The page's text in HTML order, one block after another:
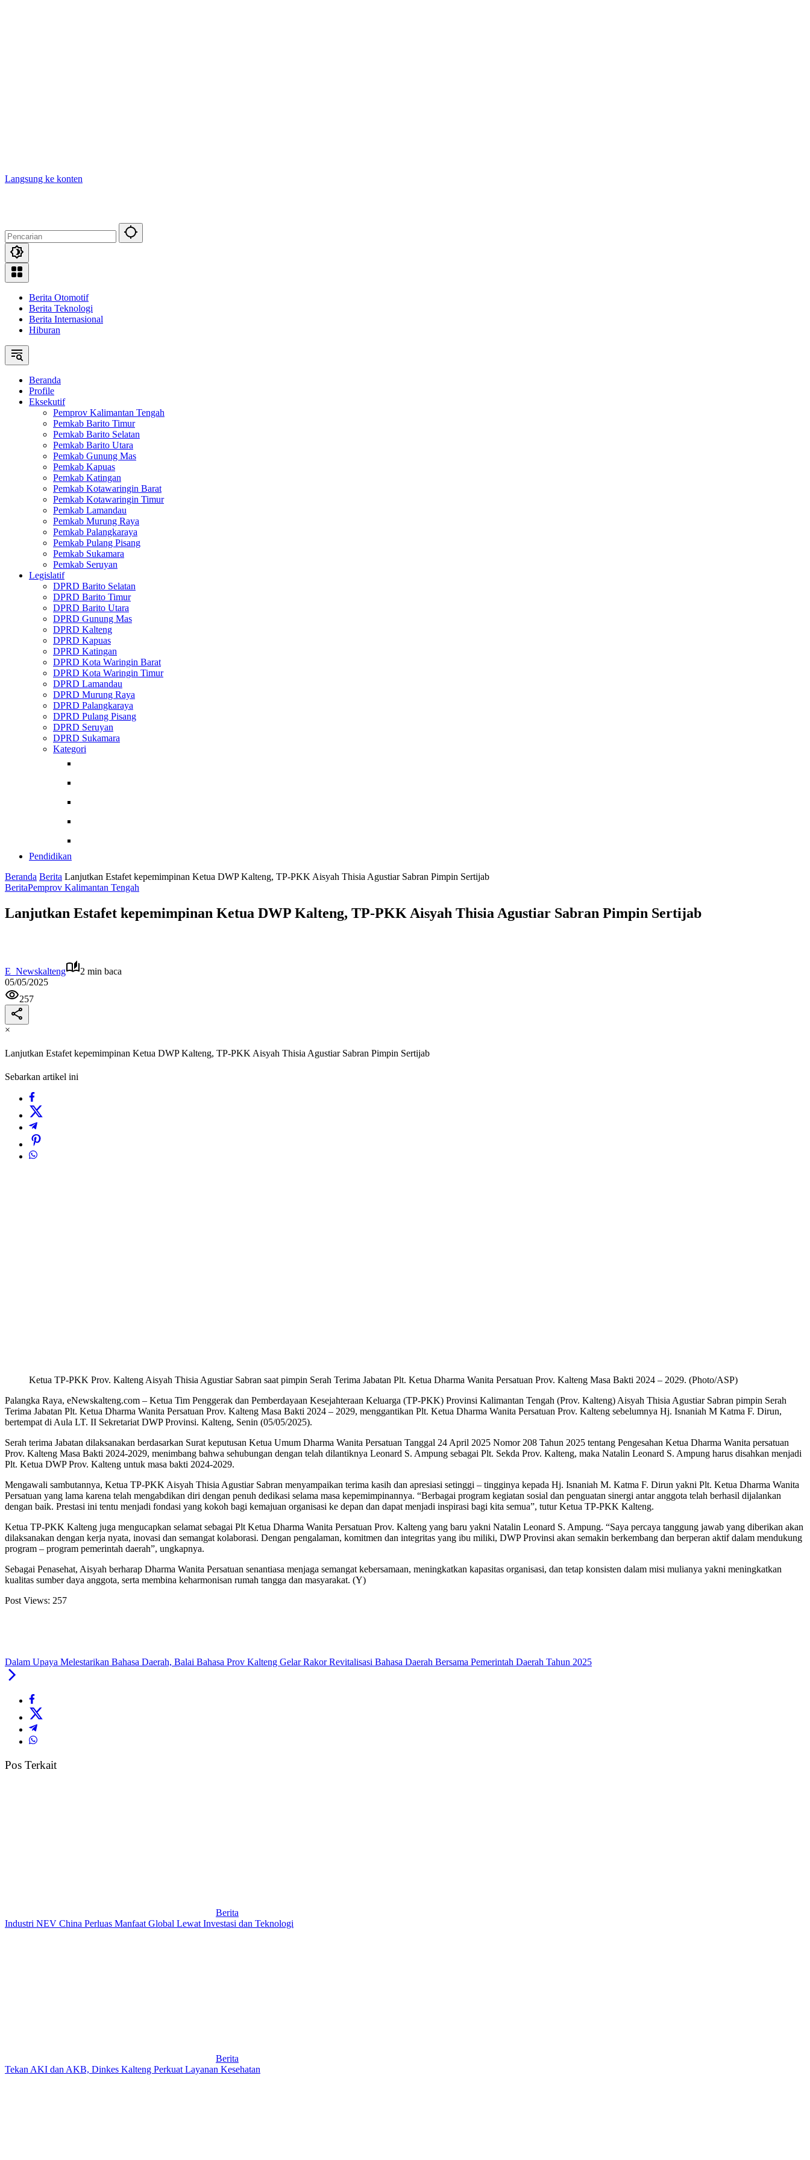
Langsung ke konten
Berita Otomotif
Berita Teknologi
Berita Internasional
Hiburan
Beranda
Profile
Eksekutif
Pemprov Kalimantan Tengah
Pemkab Barito Timur
Pemkab Barito Selatan
Pemkab Barito Utara
Pemkab Gunung Mas
Pemkab Kapuas
Pemkab Katingan
Pemkab Kotawaringin Barat
Pemkab Kotawaringin Timur
Pemkab Lamandau
Pemkab Murung Raya
Pemkab Palangkaraya
Pemkab Pulang Pisang
Pemkab Sukamara
Pemkab Seruyan
Legislatif
DPRD Barito Selatan
DPRD Barito Timur
DPRD Barito Utara
DPRD Gunung Mas
DPRD Kalteng
DPRD Kapuas
DPRD Katingan
DPRD Kota Waringin Barat
DPRD Kota Waringin Timur
DPRD Lamandau
DPRD Murung Raya
DPRD Palangkaraya
DPRD Pulang Pisang
DPRD Seruyan
DPRD Sukamara
Kategori
Pendidikan
Beranda Berita Lanjutkan Estafet kepemimpinan Ketua DWP Kalteng, TP-PKK Aisyah Thisia Agustiar Sabran Pimpin Sertijab
BeritaPemprov Kalimantan Tengah
Lanjutkan Estafet kepemimpinan Ketua DWP Kalteng, TP-PKK Aisyah Thisia Agustiar Sabran Pimpin Sertijab
E_Newskalteng
2 min baca
05/05/2025
257
×
Lanjutkan Estafet kepemimpinan Ketua DWP Kalteng, TP-PKK Aisyah Thisia Agustiar Sabran Pimpin Sertijab
Sebarkan artikel ini
Ketua TP-PKK Prov. Kalteng Aisyah Thisia Agustiar Sabran saat pimpin Serah Terima Jabatan Plt. Ketua Dharma Wanita Persatuan Prov. Kalteng Masa Bakti 2024 – 2029. (Photo/ASP)
Palangka Raya, eNewskalteng.com – Ketua Tim Penggerak dan Pemberdayaan Kesejahteraan Keluarga (TP-PKK) Provinsi Kalimantan Tengah (Prov. Kalteng) Aisyah Thisia Agustiar Sabran pimpin Serah
Terima Jabatan Plt. Ketua Dharma Wanita Persatuan Prov. Kalteng Masa Bakti 2024 – 2029, menggantikan Plt. Ketua Dharma Wanita Persatuan Prov. Kalteng sebelumnya Hj. Isnaniah M Katma F. Dirun,
bertempat di Aula LT. II Sekretariat DWP Provinsi. Kalteng, Senin (05/05/2025).
Serah terima Jabatan dilaksanakan berdasarkan Surat keputusan Ketua Umum Dharma Wanita Persatuan Tanggal 24 April 2025 Nomor 208 Tahun 2025 tentang Pengesahan Ketua Dharma Wanita persatuan
Prov. Kalteng Masa Bakti 2024-2029, menimbang bahwa sehubungan dengan telah dilantiknya Leonard S. Ampung sebagai Plt. Sekda Prov. Kalteng, maka Natalin Leonard S. Ampung harus disahkan menjadi
Plt. Ketua DWP Prov. Kalteng untuk masa bakti 2024-2029.
Mengawali sambutannya, Ketua TP-PKK Aisyah Thisia Agustiar Sabran menyampaikan terima kasih dan apresiasi setinggi – tingginya kepada Hj. Isnaniah M. Katma F. Dirun yakni Plt. Ketua Dharma Wanita
Persatuan yang lama karena telah mengabdikan diri dengan penuh dedikasi selama masa kepemimpinannya. “Berbagai program kegiatan sosial dan penguatan sinergi antar anggota telah berhasil dijalankan
dengan baik. Prestasi ini tentu menjadi fondasi yang kokoh bagi kemajuan organisasi ke depan dan dapat menjadi inspirasi bagi kita semua”, tutur Ketua TP-PKK Kalteng.
Ketua TP-PKK Kalteng juga mengucapkan selamat sebagai Plt Ketua Dharma Wanita Persatuan Prov. Kalteng yang baru yakni Natalin Leonard S. Ampung. “Saya percaya tanggung jawab yang diberikan akan
dilaksanakan dengan kerja nyata, inovasi dan semangat kolaborasi. Dengan pengalaman, komitmen dan integritas yang ibu miliki, DWP Provinsi akan semakin berkembang dan berperan aktif dalam mendukung
program – program pemerintah daerah”, ungkapnya.
Sebagai Penasehat, Aisyah berharap Dharma Wanita Persatuan senantiasa menjaga semangat kebersamaan, meningkatkan kapasitas organisasi, dan tetap konsisten dalam misi mulianya yakni meningkatkan
kualitas sumber daya anggota, serta membina keharmonisan rumah tangga dan masyarakat. (Y)
Post Views: 257
Dalam Upaya Melestarikan Bahasa Daerah, Balai Bahasa Prov Kalteng Gelar Rakor Revitalisasi Bahasa Daerah Bersama Pemerintah Daerah Tahun 2025
Pos Terkait
Berita
Industri NEV China Perluas Manfaat Global Lewat Investasi dan Teknologi
Berita
Tekan AKI dan AKB, Dinkes Kalteng Perkuat Layanan Kesehatan